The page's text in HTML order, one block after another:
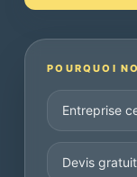
POURQUOI
Entreprise
Devis